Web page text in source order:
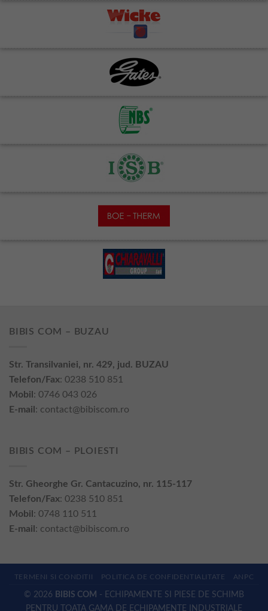
BIBIS COM – BUZAU
Str. Transilvaniei, nr. 429, jud. BUZAU
Telefon/Fax: 0238 510 851
Mobil: 0746 043 026
E-mail: contact@bibiscom.ro
BIBIS COM – PLOIESTI
Str. Gheorghe Gr. Cantacuzino, nr. 115-117
Telefon/Fax: 0238 510 851
Mobil : 0748 110 511
E-mail : contact@bibiscom.ro
TERMENI SI CONDITII POLITICA DE CONFIDENTIALITATE ANPC
© 2026 BIBIS COM - ECHIPAMENTE SI PIESE DE SCHIMB
PENTRU TOATA GAMA DE ECHIPAMENTE INDUSTRIALE